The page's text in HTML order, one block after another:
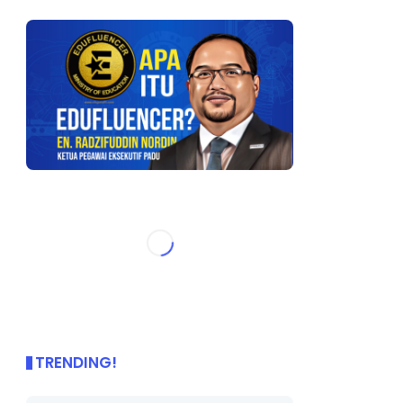
TRENDING!